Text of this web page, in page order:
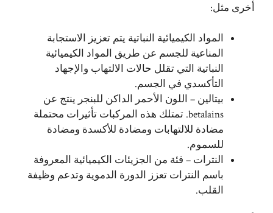
أخرى مثل:
المواد الكيميائية النباتية يتم تعزيز الاستجابة
المناعية للجسم عن طريق المواد الكيميائية
النباتية التي تقلل حالات الالتهاب والإجهاد
التأكسدي في الجسم.
بيتالين – اللون الأحمر الداكن للبنجر ينتج عن
betalains. تمتلك هذه المركبات تأثيرات محتملة
مضادة للالتهابات ومضادة للأكسدة ومضادة
للسموم.
النترات – فئة من الجزيئات الكيميائية المعروفة
باسم النترات تعزز الدورة الدموية وتدعم وظيفة
القلب.